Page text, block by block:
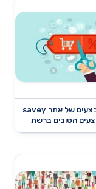
זירת המבצעים של אתר savey
הטובים ברשת